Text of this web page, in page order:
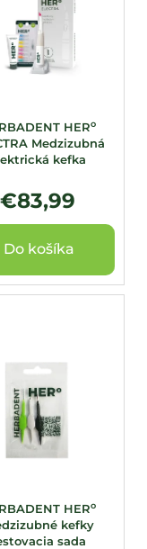
HERo
Medzizubná
kefka
€83,99
Do košíka
HERo
kefky
sada